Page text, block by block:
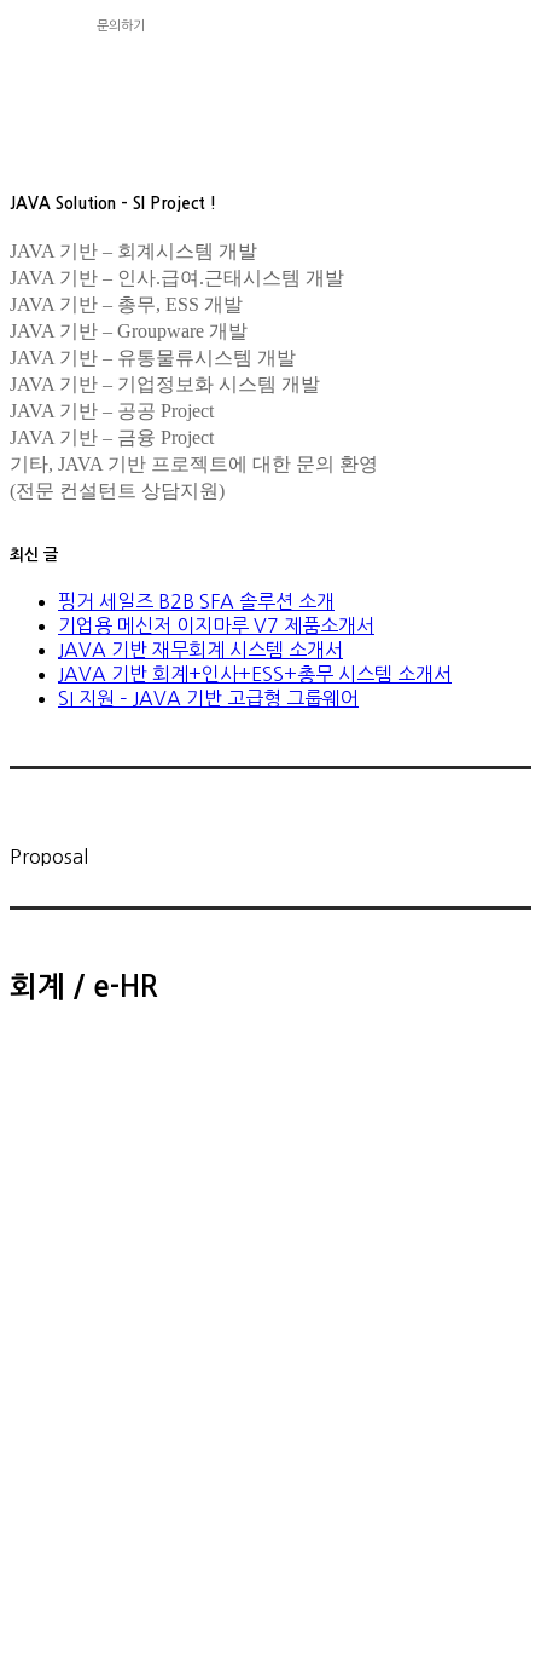
문의하기
JAVA Solution – SI Project !
JAVA 기반 – 회계시스템 개발
JAVA 기반 – 인사.급여.근태시스템 개발
JAVA 기반 – 총무, ESS 개발
JAVA 기반 – Groupware 개발
JAVA 기반 – 유통물류시스템 개발
JAVA 기반 – 기업정보화 시스템 개발
JAVA 기반 – 공공 Project
JAVA 기반 – 금융 Project
기타, JAVA 기반 프로젝트에 대한 문의 환영
(전문 컨설턴트 상담지원)
최신 글
핑거 세일즈 B2B SFA 솔루션 소개
기업용 메신저 이지마루 V7 제품소개서
JAVA 기반 재무회계 시스템 소개서
JAVA 기반 회계+인사+ESS+총무 시스템 소개서
SI 지원 – JAVA 기반 고급형 그룹웨어
Proposal
회계 / e-HR